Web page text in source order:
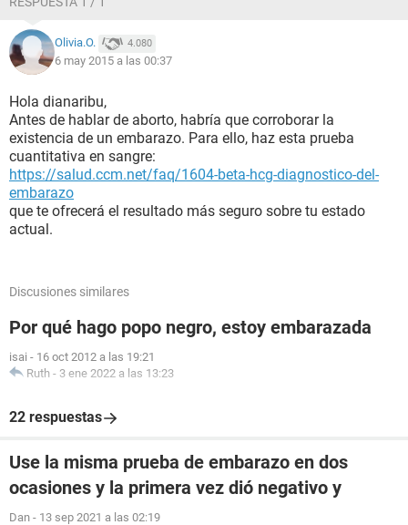
Olivia.O. 4.080
6 may 2015 a las 00:37
Hola dianaribu,
Antes de hablar de aborto, habría que corroborar la
existencia de un embarazo. Para ello, haz esta prueba
cuantitativa en sangre:
https://salud.ccm.net/faq/1604-beta-hcg-diagnostico-del-
embarazo
que te ofrecerá el resultado más seguro sobre tu estado
actual.
Discusiones similares
Por qué hago popo negro, estoy embarazada
isai - 16 oct 2012 a las 19:21
Ruth - 3 ene 2022 a las 13:23
22 respuestas
Use la misma prueba de embarazo en dos
ocasiones y la primera vez dió negativo y
Dan - 13 sep 2021 a las 02:19